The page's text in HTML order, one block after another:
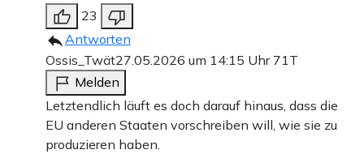
23
Antworten
Ossis_Twät27.05.2026 um 14:15 Uhr 71T
Melden
Letztendlich läuft es doch darauf hinaus, dass die
EU anderen Staaten vorschreiben will, wie sie zu
produzieren haben.